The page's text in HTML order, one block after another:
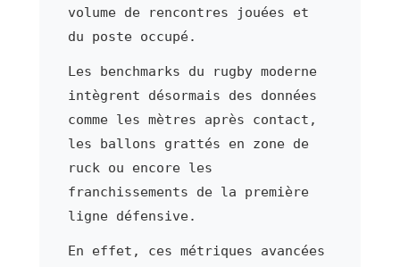
volume de rencontres jouées et
du poste occupé.
Les benchmarks du rugby moderne
intègrent désormais des données
comme les mètres après contact,
les ballons grattés en zone de
ruck ou encore les
franchissements de la première
ligne défensive.
En effet, ces métriques avancées